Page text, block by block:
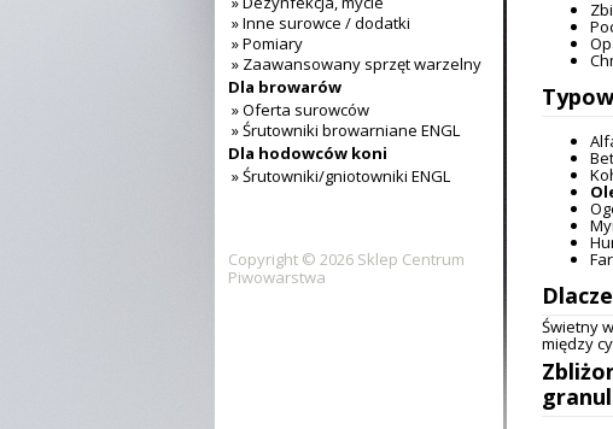
Świetny
między
» Inne surowce / dodatki
» Pomiary
» Zaawansowany sprzęt warzelny
Dla browarów
» Oferta surowców
» Śrutowniki browarniane ENGL
Dla hodowców koni
» Śrutowniki/gniotowniki ENGL
Copyright © 2026 Sklep Centrum
Piwowarstwa